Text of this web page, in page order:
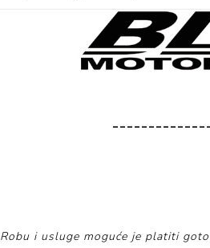
Robu i usluge moguće je platiti